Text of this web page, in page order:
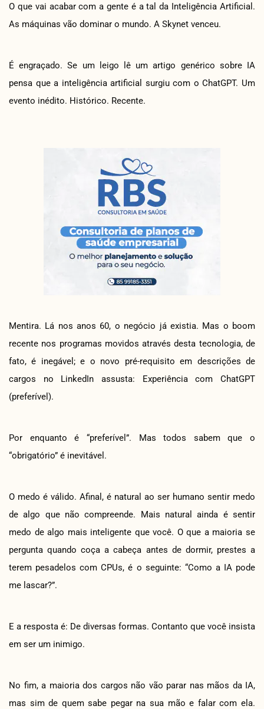
O que vai acabar com a gente é a tal da Inteligência Artificial.
As máquinas vão dominar o mundo. A Skynet venceu.
É engraçado. Se um leigo lê um artigo genérico sobre IA
pensa que a inteligência artificial surgiu com o ChatGPT. Um
evento inédito. Histórico. Recente.
Mentira. Lá nos anos 60, o negócio já existia. Mas o boom
recente nos programas movidos através desta tecnologia, de
fato, é inegável; e o novo pré-requisito em descrições de
cargos no LinkedIn assusta: Experiência com ChatGPT
(preferível).
Por enquanto é “preferível”. Mas todos sabem que o
“obrigatório” é inevitável.
O medo é válido. Afinal, é natural ao ser humano sentir medo
de algo que não compreende. Mais natural ainda é sentir
medo de algo mais inteligente que você. O que a maioria se
pergunta quando coça a cabeça antes de dormir, prestes a
terem pesadelos com CPUs, é o seguinte: “Como a IA pode
me lascar?”.
E a resposta é: De diversas formas. Contanto que você insista
em ser um inimigo.
No fim, a maioria dos cargos não vão parar nas mãos da IA,
mas sim de quem sabe pegar na sua mão e falar com ela.